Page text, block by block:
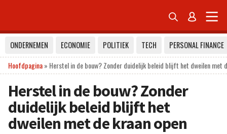
 
ONDERNEMEN ECONOMIE POLITIEK TECH
PERSONAL FINANCE
Hoofdpagina» Herstel in de bouw? Zonder duidelijk beleid blijft het dweilen met
Herstel in de bouw? Zonder
duidelijk beleid blijft het
dweilen met de kraan open